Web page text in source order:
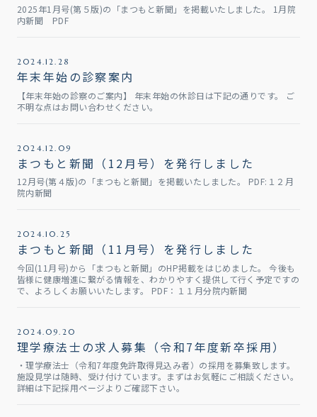
2025年1月号(第５版)の「まつもと新聞」を掲載いたしました。 1月院
内新聞 PDF
2024.12.28
年末年始の診察案内
【年末年始の診察のご案内】 年末年始の休診日は下記の通りです。 ご
不明な点はお問い合わせください。
2024.12.09
まつもと新聞（12月号）を発行しました
12月号(第４版)の「まつもと新聞」を掲載いたしました。 PDF:１２月
院内新聞
2024.10.25
まつもと新聞（11月号）を発行しました
今回(11月号)から「まつもと新聞」のHP掲載をはじめました。 今後も
皆様に健康増進に繋がる情報を、わかりやすく提供して行く予定ですの
で、よろしくお願いいたします。 PDF：１１月分院内新聞
2024.09.20
理学療法士の求人募集（令和7年度新卒採用）
・理学療法士（令和7年度免許取得見込み者）の採用を募集致します。
施設見学は随時、受け付けています。まずはお気軽にご相談ください。
詳細は下記採用ページよりご確認下さい。